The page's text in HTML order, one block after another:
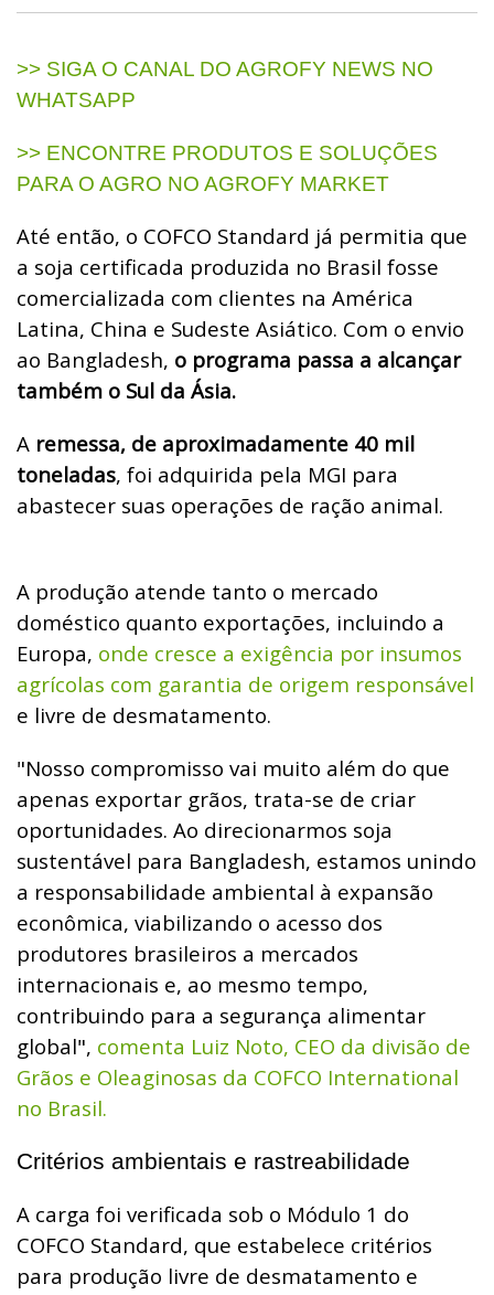
>> SIGA O CANAL DO AGROFY NEWS NO
WHATSAPP
>> ENCONTRE PRODUTOS E SOLUÇÕES
PARA O AGRO NO AGROFY MARKET
Até então, o COFCO Standard já permitia que
a soja certificada produzida no Brasil fosse
comercializada com clientes na América
Latina, China e Sudeste Asiático. Com o envio
ao Bangladesh, o programa passa a alcançar
também o Sul da Ásia.
A remessa, de aproximadamente 40 mil
toneladas, foi adquirida pela MGI para
abastecer suas operações de ração animal.
A produção atende tanto o mercado
doméstico quanto exportações, incluindo a
Europa, onde cresce a exigência por insumos
agrícolas com garantia de origem responsável
e livre de desmatamento.
"Nosso compromisso vai muito além do que
apenas exportar grãos, trata-se de criar
oportunidades. Ao direcionarmos soja
sustentável para Bangladesh, estamos unindo
a responsabilidade ambiental à expansão
econômica, viabilizando o acesso dos
produtores brasileiros a mercados
internacionais e, ao mesmo tempo,
contribuindo para a segurança alimentar
global", comenta Luiz Noto, CEO da divisão de
Grãos e Oleaginosas da COFCO International
no Brasil.
Critérios ambientais e rastreabilidade
A carga foi verificada sob o Módulo 1 do
COFCO Standard, que estabelece critérios
para produção livre de desmatamento e